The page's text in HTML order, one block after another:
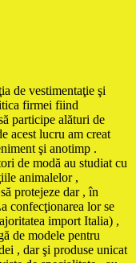
de vestimentaţie şi
firmei fiind
participe alături de
acest lucru am creat
şi anotimp .
de modă au studiat cu
animalelor ,
protejeze dar , în
confecţionarea lor se
import Italia) ,
de modele pentru
, dar şi produse unicat